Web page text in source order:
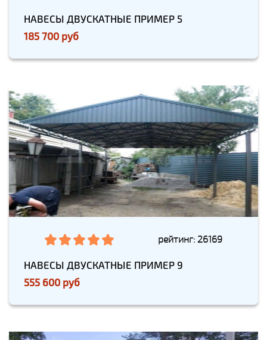
НАВЕСЫ ДВУСКАТНЫЕ ПРИМЕР 5
185 700 руб
рейтинг: 26169
НАВЕСЫ ДВУСКАТНЫЕ ПРИМЕР 9
555 600 руб